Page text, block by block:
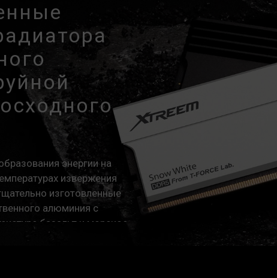
энергии на
извержения
изготовленные
алюминия с
базальт и морское